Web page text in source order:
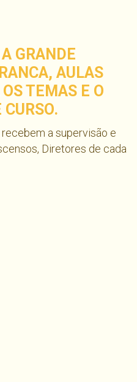
GRANDE
AULAS
TEMAS E O
a supervisão e
Diretores de cada